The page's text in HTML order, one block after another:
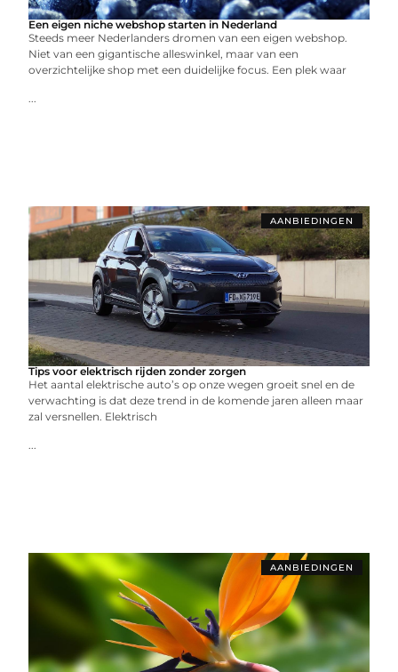
Een eigen niche webshop starten in Nederland
Steeds meer Nederlanders dromen van een eigen webshop.
Niet van een gigantische alleswinkel, maar van een
overzichtelijke shop met een duidelijke focus. Een plek waar
...
AANBIEDINGEN
Tips voor elektrisch rijden zonder zorgen
Het aantal elektrische auto’s op onze wegen groeit snel en de
verwachting is dat deze trend in de komende jaren alleen maar
zal versnellen. Elektrisch
...
AANBIEDINGEN